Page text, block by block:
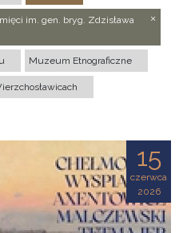
im. gen. bryg. Zdzisława
Muzeum Etnograficzne
15
czerwca
2026